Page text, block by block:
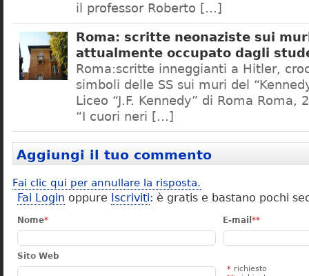
il professor Roberto […]
Roma: scritte neonaziste sui
attualmente occupato dagli
Roma:scritte inneggianti a Hitler,
simboli delle SS sui muri del
Liceo “J.F. Kennedy” di Roma Roma,
“I cuori neri […]
Aggiungi il tuo commento
Fai clic qui per annullare la risposta.
Fai Login oppure Iscriviti: è gratis e bastano pochi
Nome* E-mail **
Sito Web
* richiesto